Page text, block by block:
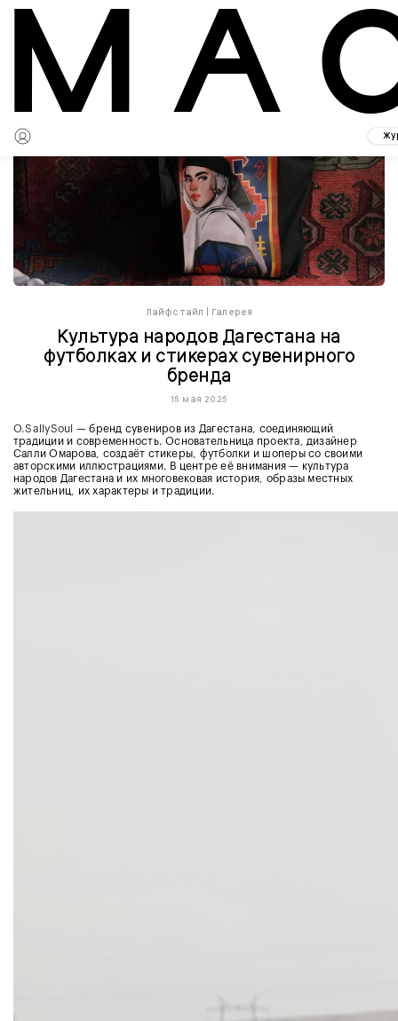
Лайфстайл Галерея
Культура народов Дагестана на
футболках и стикерах сувенирного
бренда
15 мая 2025
O.SallySoul — бренд сувениров из Дагестана, соединяющий
традиции и современность. Основательница проекта, дизайнер
Салли Омарова, создаёт стикеры, футболки и шоперы со своими
авторскими иллюстрациями. В центре её внимания — культура
народов Дагестана и их многовековая история, образы местных
жительниц, их характеры и традиции.